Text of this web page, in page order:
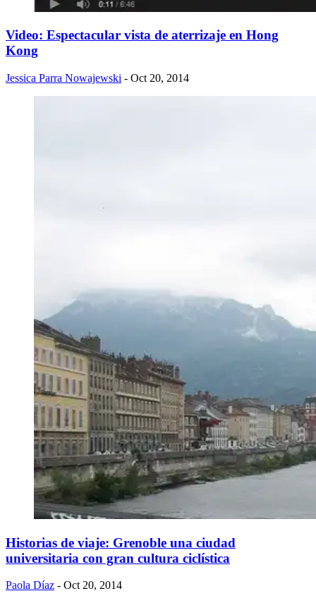
Video: Espectacular vista de aterrizaje en Hong
Kong
Jessica Parra Nowajewski - Oct 20, 2014
Historias de viaje: Grenoble una ciudad
universitaria con gran cultura ciclística
Paola Díaz - Oct 20, 2014